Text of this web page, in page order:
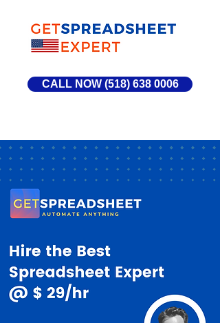
CALL NOW (518) 638 0006